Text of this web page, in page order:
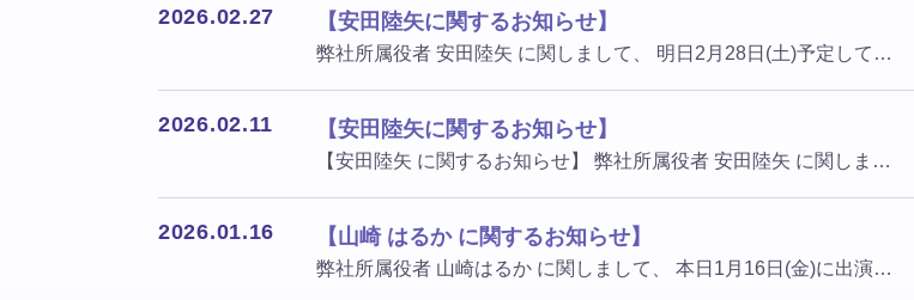
2026.02.27 【安田陸矢に関するお知らせ】
弊社所属役者 安田陸矢 に関しまして、 明日2月28日(土)予定して…
2026.02.11 【安田陸矢に関するお知らせ】
【安田陸矢 に関するお知らせ】 弊社所属役者 安田陸矢 に関しま…
2026.01.16 【山崎 はるか に関するお知らせ】
弊社所属役者 山崎はるか に関しまして、 本日1月16日(金)に出演…